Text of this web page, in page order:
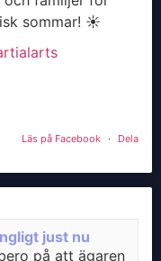
sommar! ☀️
Läs på Facebook · Dela
just nu
på att ägaren